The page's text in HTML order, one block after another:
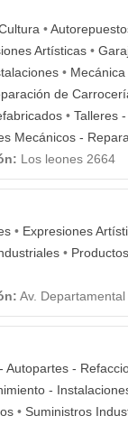
•
Artísticas •
•
de
• Talleres
Mecánicos -
Los leones 2664
• Expresiones
•
Av.
Autopartes -
-
• Suministros